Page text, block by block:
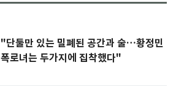
"단둘만 있는 밀폐된 공간과 술…황정민
폭로녀는 두가지에 집착했다"